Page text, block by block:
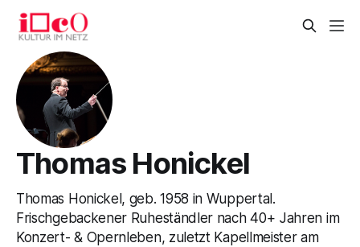
Thomas Honickel
Thomas Honickel, geb. 1958 in Wuppertal.
Frischgebackener Ruheständler nach 40+ Jahren im
Konzert- & Opernleben, zuletzt Kapellmeister am